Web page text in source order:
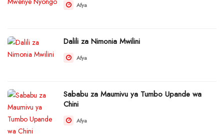
Afya
Dalili za Nimonia Mwilini
Afya
Sababu za Maumivu ya Tumbo Upande wa
Chini
Afya